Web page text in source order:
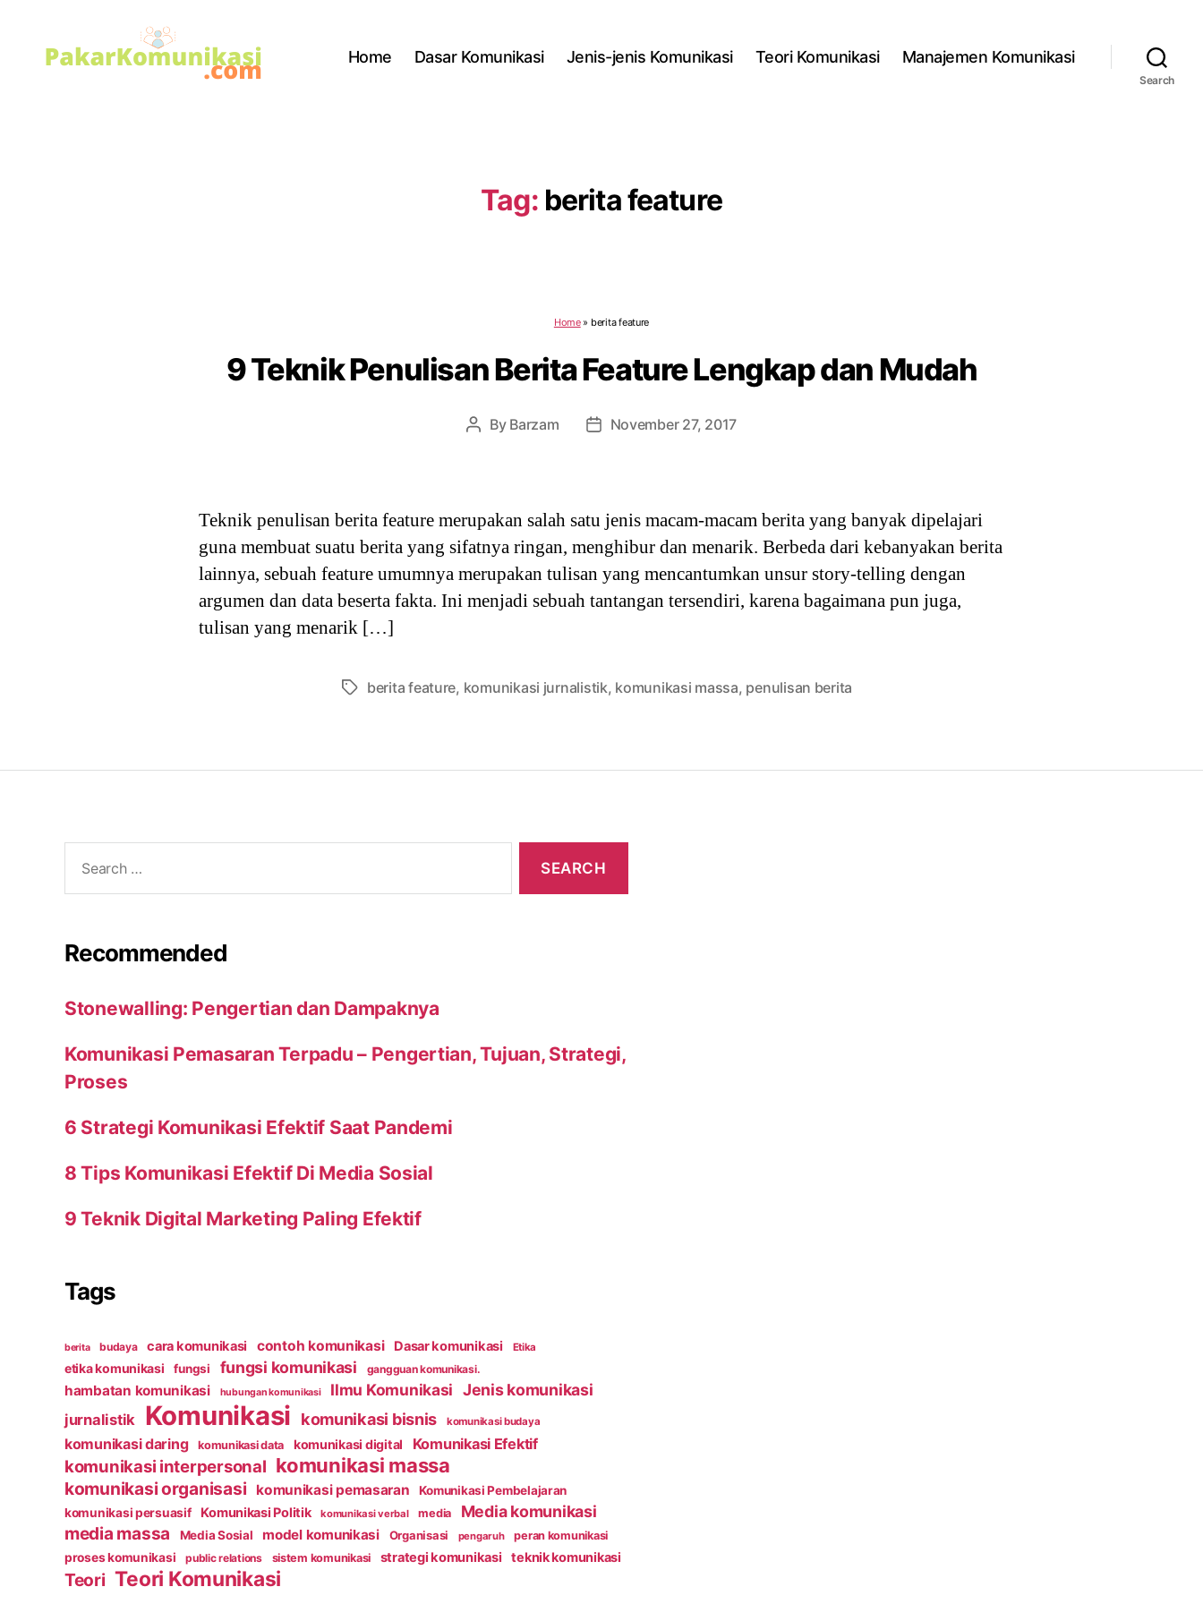
Home Dasar Komunikasi Jenis-jenis Komunikasi Teori Komunikasi Manajemen Komunikasi
Search
Tag: berita feature
Home» berita feature
9 Teknik Penulisan Berita Feature Lengkap dan Mudah
Post
By Barzam
PostNovember 27, 2017
Teknik penulisan berita feature merupakan salah satu jenis macam-macam berita yang banyak dipelajari
guna membuat suatu berita yang sifatnya ringan, menghibur dan menarik. Berbeda dari kebanyakan berita
lainnya, sebuah feature umumnya merupakan tulisan yang mencantumkan unsur story-telling dengan
argumen dan data beserta fakta. Ini menjadi sebuah tantangan tersendiri, karena bagaimana pun juga,
tulisan yang menarik […]
Tagsberita feature, komunikasi jurnalistik, komunikasi massa, penulisan berita
for:
Recommended
Stonewalling: Pengertian dan Dampaknya
Komunikasi Pemasaran Terpadu – Pengertian, Tujuan, Strategi,
Proses
6 Strategi Komunikasi Efektif Saat Pandemi
8 Tips Komunikasi Efektif Di Media Sosial
9 Teknik Digital Marketing Paling Efektif
Tags
berita budaya cara komunikasi contoh komunikasi Dasar komunikasi Etika
etika komunikasi fungsi fungsi komunikasi gangguan komunikasi.
hambatan komunikasi hubungan komunikasi Ilmu Komunikasi Jenis komunikasi
jurnalistik Komunikasi komunikasi bisnis komunikasi budaya
komunikasi daring komunikasi data komunikasi digital Komunikasi Efektif
komunikasi interpersonal komunikasi massa
komunikasi organisasi komunikasi pemasaran
Komunikasi Pembelajaran
komunikasi persuasif
Komunikasi Politik komunikasi verbal media Media komunikasi
media massa Media Sosial model komunikasi Organisasi pengaruh peran komunikasi
proses komunikasi public relations sistem komunikasi strategi komunikasi teknik komunikasi
Teori Teori Komunikasi